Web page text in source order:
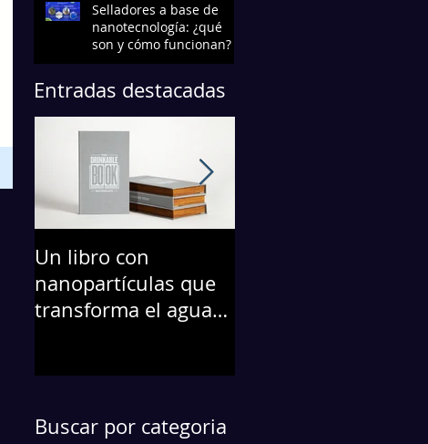
Selladores a base de
nanotecnología: ¿qué
son y cómo funcionan?
Entradas destacadas
Un libro con
nanopartículas que
transforma el agua
Buscar por categoria